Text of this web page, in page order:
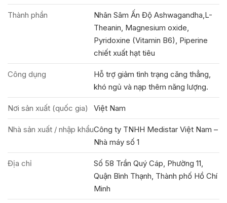
Thành phần
Nhân Sâm Ấn Độ Ashwagandha,L-
Theanin, Magnesium oxide,
Pyridoxine (Vitamin B6), Piperine
chiết xuất hạt tiêu
Công dụng
Hỗ trợ giảm tình trạng căng thẳng,
khó ngủ và nạp thêm năng lượng.
Nơi sản xuất (quốc gia) Việt Nam
Nhà sản xuất / nhập khẩuCông ty TNHH Medistar Việt Nam –
Nhà máy số 1
Địa chỉ
Số 58 Trần Quý Cáp, Phường 11,
Quận Bình Thạnh, Thành phố Hồ Chí
Minh